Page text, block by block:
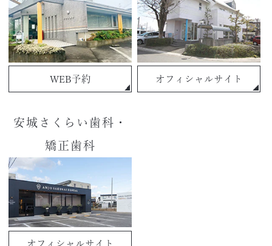
WEB予約 オフィシャルサイト
安城さくらい歯科・
矯正歯科
オフィシャルサイト